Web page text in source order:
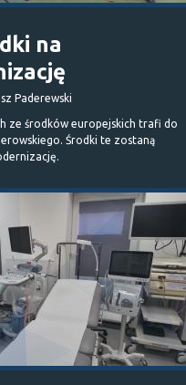
na
Paderewski
ze środków europejskich trafi do
Środki te zostaną